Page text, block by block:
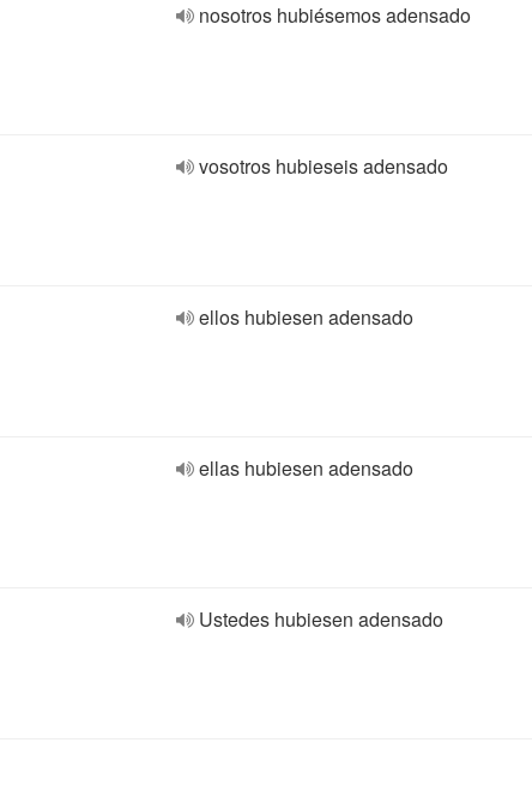
nosotros hubiésemos adensado
vosotros hubieseis adensado
ellos hubiesen adensado
ellas hubiesen adensado
Ustedes hubiesen adensado